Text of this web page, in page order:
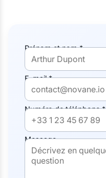
Prénom et nom *
E-mail *
Numéro de téléphone *
Message